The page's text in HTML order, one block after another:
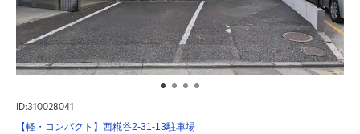
ID:310028041
【軽・コンパクト】西糀谷2-31-13駐車場